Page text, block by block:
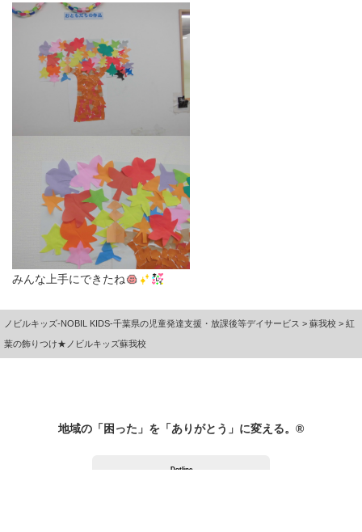
みんな上手にできたね
ノビルキッズ-NOBIL KIDS-千葉県の児童発達支援・放課後等デイサービス > 蘇我校 > 紅
葉の飾りつけ★ノビルキッズ蘇我校
地域の「困った」を「ありがとう」に変える。®
Dotline